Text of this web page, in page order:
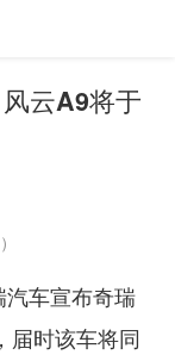
云A9将于
车宣布奇瑞
届时该车将同